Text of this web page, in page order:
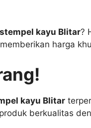
kayu Blitar?
harga
kayu Blitar
berkualitas